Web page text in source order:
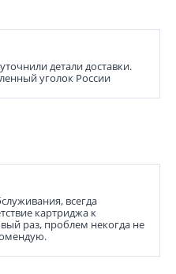
детали доставки.
уголок России
всегда
картриджа к
раз, проблем некогда не